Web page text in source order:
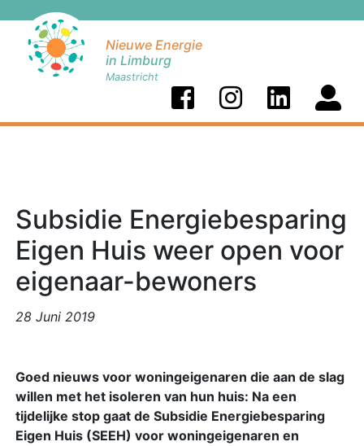
Nieuwe Energie
in Limburg
Maastricht
Subsidie Energiebesparing
Eigen Huis weer open voor
eigenaar-bewoners
28 Juni 2019
Goed nieuws voor woningeigenaren die aan de slag
willen met het isoleren van hun huis: Na een
tijdelijke stop gaat de Subsidie Energiebesparing
Eigen Huis (SEEH) voor woningeigenaren en